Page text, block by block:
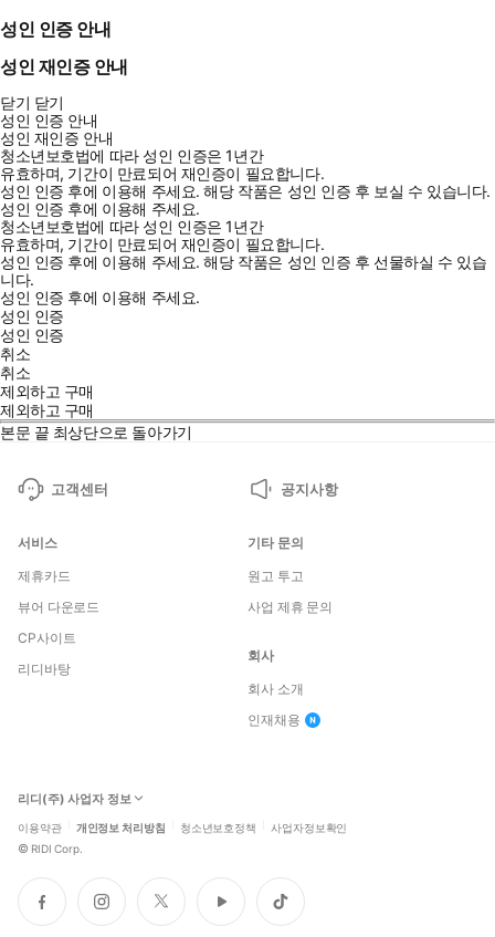
성인 인증 안내
성인 재인증 안내
닫기 닫기
성인 인증 안내
성인 재인증 안내
청소년보호법에 따라 성인 인증은 1년간
유효하며, 기간이 만료되어 재인증이 필요합니다.
성인 인증 후에 이용해 주세요.해당 작품은 성인 인증 후 보실 수 있습니다.
성인 인증 후에 이용해 주세요.
청소년보호법에 따라 성인 인증은 1년간
유효하며, 기간이 만료되어 재인증이 필요합니다.
성인 인증 후에 이용해 주세요.해당 작품은 성인 인증 후 선물하실 수 있습
니다.
성인 인증 후에 이용해 주세요.
성인 인증
성인 인증
취소
취소
제외하고 구매
제외하고 구매
본문 끝 최상단으로 돌아가기
고객센터 공지사항
서비스
제휴카드
뷰어 다운로드
CP사이트
리디바탕
기타 문의
원고 투고
사업 제휴 문의
회사
회사 소개
인재채용
리디(주) 사업자 정보
이용약관 개인정보 처리방침 청소년보호정책 사업자정보확인
© RIDI Corp.
페
이
인
스
트
위
유
튜
틱
톡